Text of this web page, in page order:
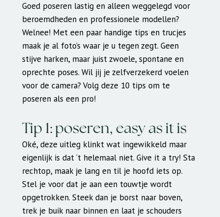
Goed poseren lastig en alleen weggelegd voor
beroemdheden en professionele modellen?
Welnee! Met een paar handige tips en trucjes
maak je al foto’s waar je u tegen zegt. Geen
stijve harken, maar juist zwoele, spontane en
oprechte poses. Wil jij je zelfverzekerd voelen
voor de camera? Volg deze 10 tips om te
poseren als een pro!
Tip 1: poseren, easy as it is
Oké, deze uitleg klinkt wat ingewikkeld maar
eigenlijk is dat ‘t helemaal niet. Give it a try! Sta
rechtop, maak je lang en til je hoofd iets op.
Stel je voor dat je aan een touwtje wordt
opgetrokken. Steek dan je borst naar boven,
trek je buik naar binnen en laat je schouders